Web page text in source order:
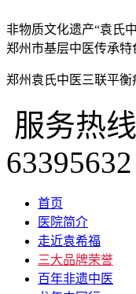
非物质文化遗产“袁氏
郑州市基层中医传承
郑州袁氏中医三联平
服务热
63395632
首页
医院简介
走近袁希福
三大品牌荣誉
百年非遗中医